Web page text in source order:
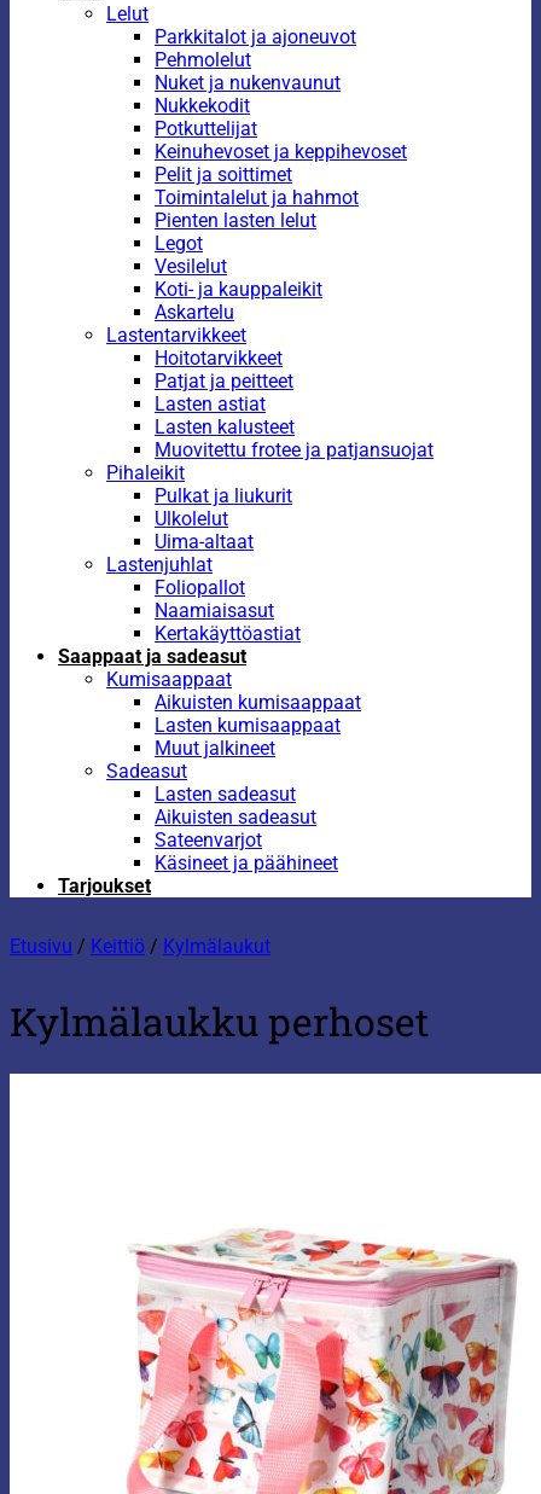
Lelut
Parkkitalot ja ajoneuvot
Pehmolelut
Nuket ja nukenvaunut
Nukkekodit
Potkuttelijat
Keinuhevoset ja keppihevoset
Pelit ja soittimet
Toimintalelut ja hahmot
Pienten lasten lelut
Legot
Vesilelut
Koti- ja kauppaleikit
Askartelu
Lastentarvikkeet
Hoitotarvikkeet
Patjat ja peitteet
Lasten astiat
Lasten kalusteet
Muovitettu frotee ja patjansuojat
Pihaleikit
Pulkat ja liukurit
Ulkolelut
Uima-altaat
Lastenjuhlat
Foliopallot
Naamiaisasut
Kertakäyttöastiat
Saappaat ja sadeasut
Kumisaappaat
Aikuisten kumisaappaat
Lasten kumisaappaat
Muut jalkineet
Sadeasut
Lasten sadeasut
Aikuisten sadeasut
Sateenvarjot
Käsineet ja päähineet
Tarjoukset
Etusivu / Keittiö / Kylmälaukut
Kylmälaukku perhoset